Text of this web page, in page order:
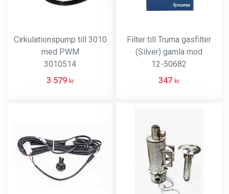
Cirkulationspump till 3010
med PWM
3010514
3 579 kr
Filter till Truma gasfilter
(Silver) gamla mod
12-50682
347 kr